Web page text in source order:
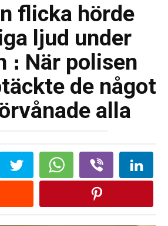
flicka hörde
ljud under
։ När polisen
de något
alla